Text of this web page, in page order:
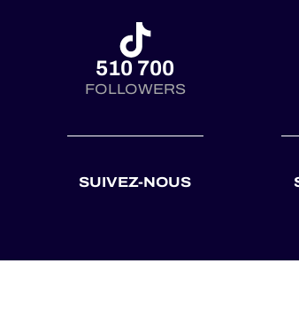
510 700
FOLLOWERS
SUIVEZ-NOUS